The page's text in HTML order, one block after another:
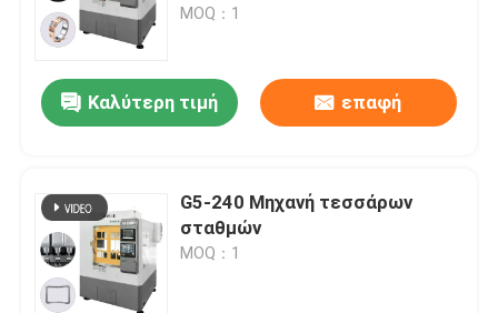
Χρυσών Κοσμημάτων 5-αξονικό
Πώληση
MOQ：1
Καλύτερη τιμή επαφή
G5-240 Μηχανή τεσσάρων
σταθμών
MOQ：1